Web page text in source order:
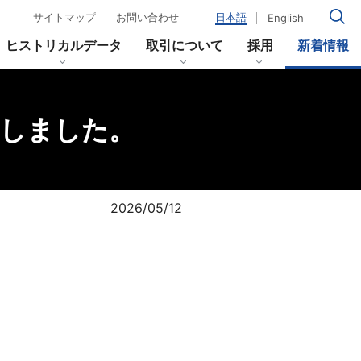
ました。
2026/05/12
サイトマップ お問い合わせ 日本語 English
ヒストリカルデータ 取引について 採用 新着情報